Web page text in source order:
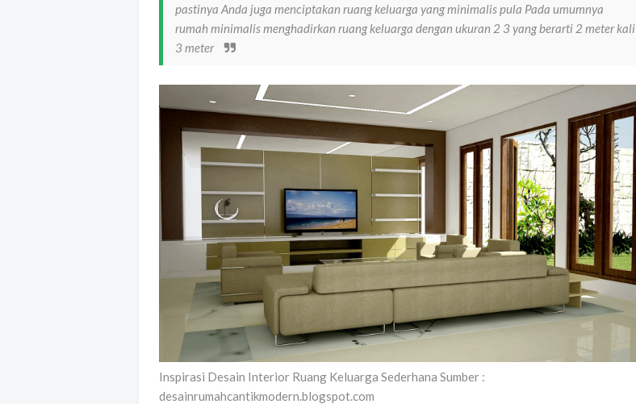
pastinya Anda juga menciptakan ruang keluarga yang minimalis pula Pada umumnya
rumah minimalis menghadirkan ruang keluarga dengan ukuran 2 3 yang berarti 2 meter kali
3 meter
Inspirasi Desain Interior Ruang Keluarga Sederhana Sumber :
desainrumahcantikmodern.blogspot.com